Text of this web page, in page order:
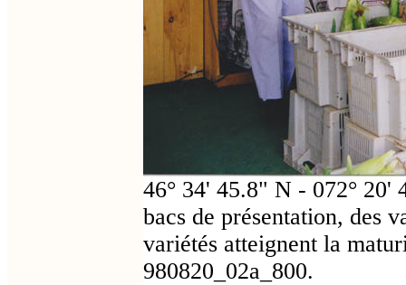
46° 34' 45.8" N - 072° 20'
bacs de présentation, des
variétés atteignent la
980820_02a_800.